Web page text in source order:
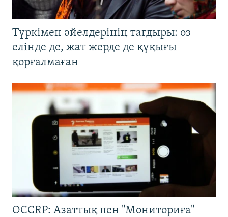
Түркімен әйелдерінің тағдыры: өз
елінде де, жат жерде де құқығы
қорғалмаған
OCCRP: Азаттық пен "Мониториға"